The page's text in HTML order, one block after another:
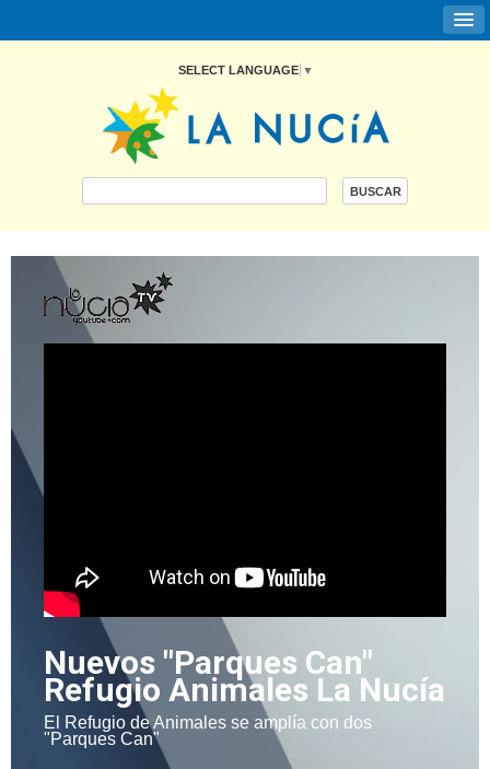
SELECT LANGUAGE ▼
Nuevos "Parques Can"
Refugio Animales La Nucía
El Refugio de Animales se amplía con dos
"Parques Can"